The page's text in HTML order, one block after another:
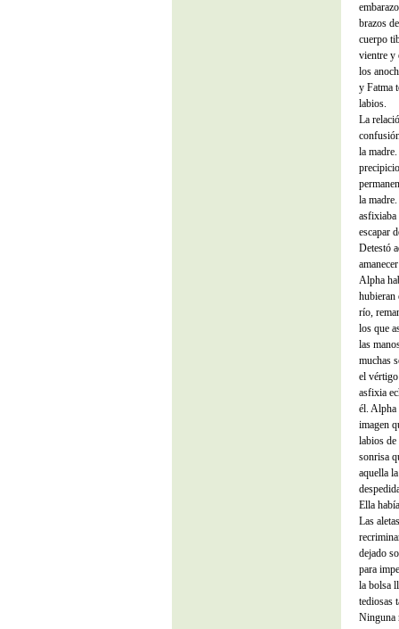
brazos
cuerpo
vientre y
los
y Fatma
labios.
La
la
la
asfixiaba
escapar
Detestó
Alpha
hubieran
río,
los que
las
muchas
el
asfixia
él. Alpha
imagen
labios de
sonrisa
aquella
Ella
Las
dejado
para
la bolsa
tediosas
Ninguna